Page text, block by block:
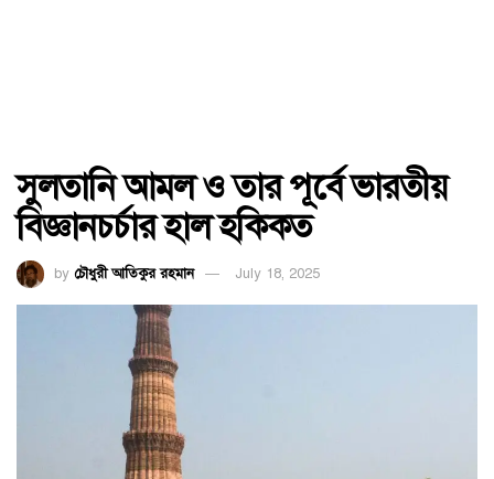
সুলতানি আমল ও তার পূর্বে ভারতীয়
বিজ্ঞানচর্চার হাল হকিকত
by চৌধুরী আতিকুর রহমান July 18, 2025